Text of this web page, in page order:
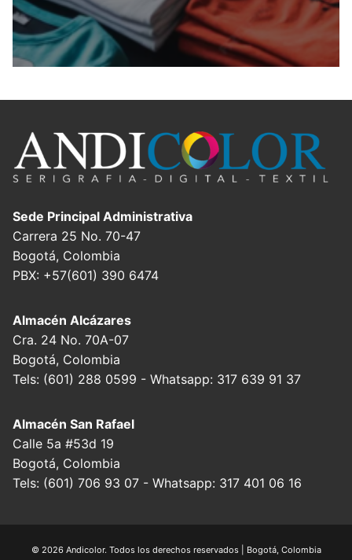
Sede Principal Administrativa
Carrera 25 No. 70-47
Bogotá, Colombia
PBX: +57(601) 390 6474
Almacén Alcázares
Cra. 24 No. 70A-07
Bogotá, Colombia
Tels: (601) 288 0599 - Whatsapp: 317 639 91 37
Almacén San Rafael
Calle 5a #53d 19
Bogotá, Colombia
Tels: (601) 706 93 07 - Whatsapp: 317 401 06 16
© 2026 Andicolor. Todos los derechos reservados | Bogotá, Colombia